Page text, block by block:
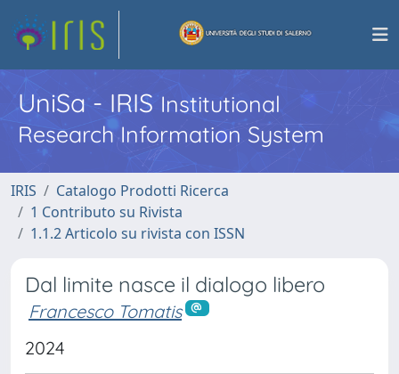
UniSa - IRISInstitutional
Research Information System
IRIS
Catalogo Prodotti Ricerca
1 Contributo su Rivista
1.1.2 Articolo su rivista con ISSN
Dal limite nasce il dialogo libero
Francesco Tomatis
2024